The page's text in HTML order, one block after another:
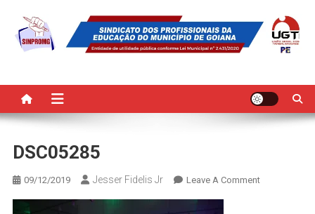
content
DSC05285
09/12/2019 Jesser Fidelis Jr Leave A CommentOn